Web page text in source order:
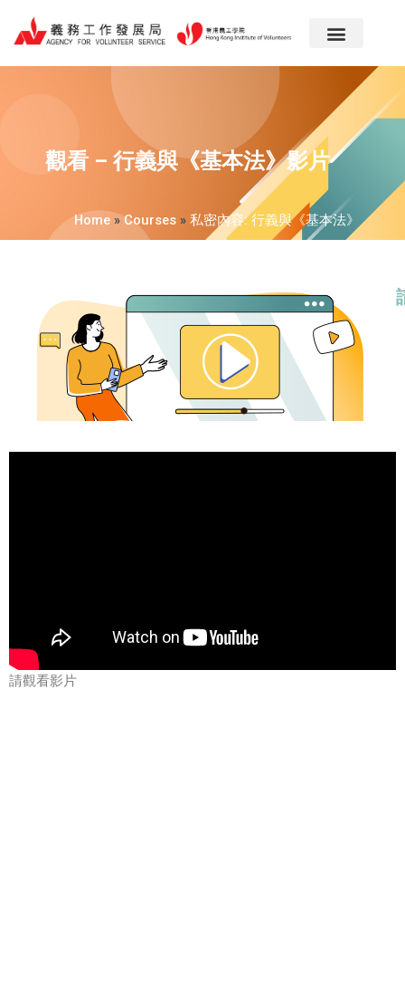
觀看 – 行義與《基本法》影片
Home »Courses » 私密內容: 行義與《基本法》
請觀看影片